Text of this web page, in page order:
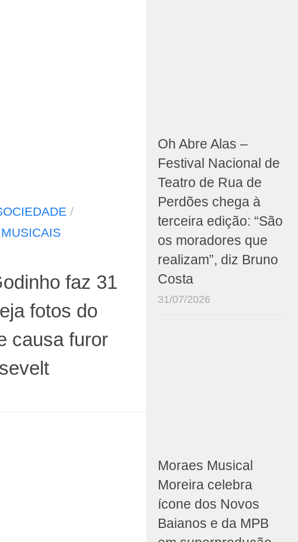
/
faz 31
fotos do
causa furor
Oh Abre Alas –
Festival Nacional de
Teatro de Rua de
Perdões chega à
terceira edição: “São
os moradores que
realizam”, diz Bruno
Costa
31/07/2026
Moraes Musical
Moreira celebra
ícone dos Novos
Baianos e da MPB